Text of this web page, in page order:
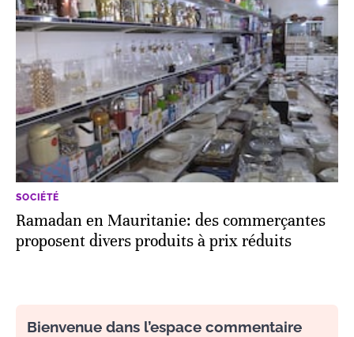
SOCIÉTÉ
Ramadan en Mauritanie: des commerçantes
proposent divers produits à prix réduits
Bienvenue dans l’espace commentaire